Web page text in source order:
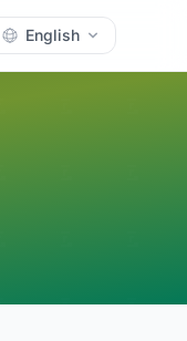
English